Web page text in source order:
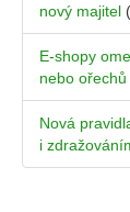
nový majitel
E-shopy
nebo ořechů
Nová
i